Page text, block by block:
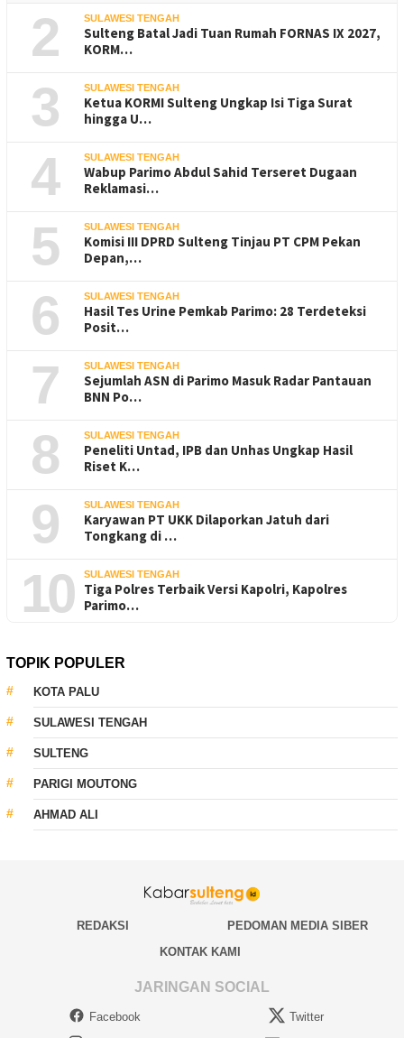
2 SULAWESI TENGAH
Sulteng Batal Jadi Tuan Rumah FORNAS IX 2027,
KORM…
3 SULAWESI TENGAH
Ketua KORMI Sulteng Ungkap Isi Tiga Surat
hingga U…
4 SULAWESI TENGAH
Wabup Parimo Abdul Sahid Terseret Dugaan
Reklamasi…
5 SULAWESI TENGAH
Komisi III DPRD Sulteng Tinjau PT CPM Pekan
Depan,…
6 SULAWESI TENGAH
Hasil Tes Urine Pemkab Parimo: 28 Terdeteksi
Posit…
7 SULAWESI TENGAH
Sejumlah ASN di Parimo Masuk Radar Pantauan
BNN Po…
8 SULAWESI TENGAH
Peneliti Untad, IPB dan Unhas Ungkap Hasil
Riset K…
9 SULAWESI TENGAH
Karyawan PT UKK Dilaporkan Jatuh dari
Tongkang di …
10 SULAWESI TENGAH
Tiga Polres Terbaik Versi Kapolri, Kapolres
Parimo…
TOPIK POPULER
KOTA PALU
SULAWESI TENGAH
SULTENG
PARIGI MOUTONG
AHMAD ALI
REDAKSI
PEDOMAN MEDIA SIBER
KONTAK KAMI
JARINGAN SOCIAL
Facebook
Twitter